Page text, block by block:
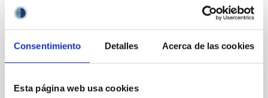
Consentimiento Detalles Acerca de las cookies
Esta página web usa cookies
FIJO TURNO LIBRE